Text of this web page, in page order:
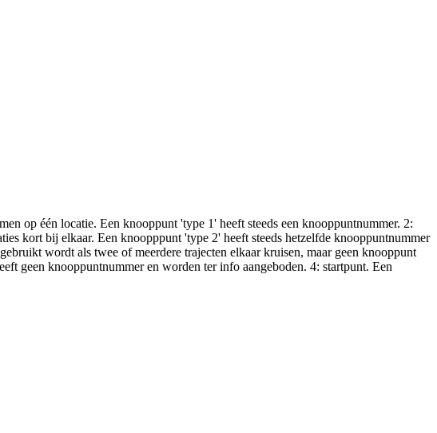
op één locatie. Een knooppunt 'type 1' heeft steeds een knooppuntnummer. 2:
kort bij elkaar. Een knoopppunt 'type 2' heeft steeds hetzelfde knooppuntnummer
wordt als twee of meerdere trajecten elkaar kruisen, maar geen knooppunt
geen knooppuntnummer en worden ter info aangeboden. 4: startpunt. Een